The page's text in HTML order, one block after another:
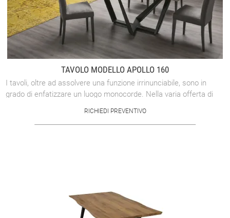
TAVOLO MODELLO APOLLO 160
I tavoli, oltre ad assolvere una funzione irrinunciabile, sono in
grado di enfatizzare un luogo monocorde. Nella varia offerta di
RICHIEDI PREVENTIVO